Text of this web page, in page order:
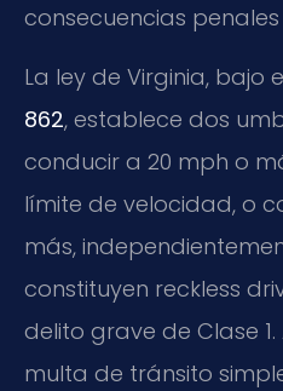
consecuencias
La ley de Virginia, bajo
862, establece dos
conducir a 20 mph o
límite de velocidad, o
más,
constituyen reckless
delito grave de Clase
multa de tránsito